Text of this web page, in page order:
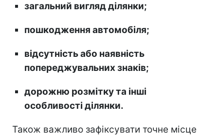
загальний вигляд ділянки;
пошкодження автомобіля;
відсутність або наявність
попереджувальних знаків;
дорожню розмітку та інші
особливості ділянки.
Також важливо зафіксувати точне місце